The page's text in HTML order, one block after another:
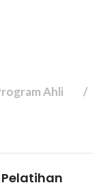
Ahli